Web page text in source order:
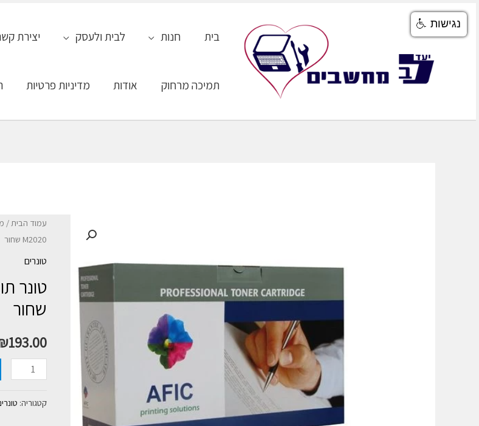
דילוג
בית חנות לבית ולעסק יצירת
תמיכה מרחוק אודות מדיניות פרטיות
עמוד הבית/
M2020 שחור
טונרים
שחור
193.00
כמות
טונר
קטגוריה:
נגישות